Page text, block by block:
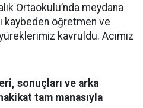
Ortaokulu’nda meydana
kaybeden öğretmen ve
kavruldu. Acımız
sonuçları ve arka
tam manasıyla